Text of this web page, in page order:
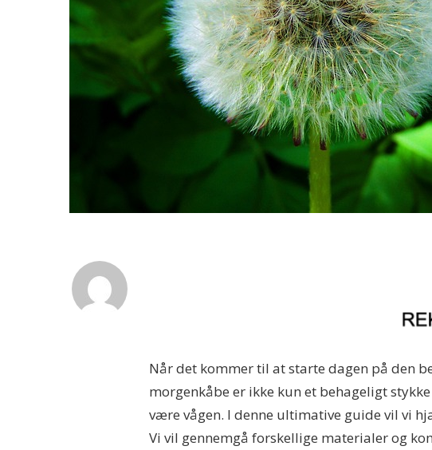
Når det kommer til at starte dagen på den
morgenkåbe er ikke kun et behageligt
være vågen. I denne ultimative guide vil vi
Vi vil gennemgå forskellige materialer og